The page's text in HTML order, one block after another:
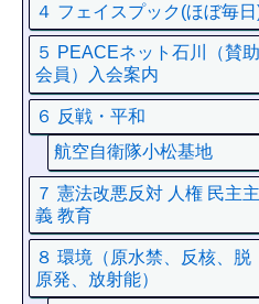
４ フェイスプック(ほぼ毎
５ PEACEネット石川（賛助
会員）入会案内
６ 反戦・平和
航空自衛隊小松基地
７ 憲法改悪反対 人権 民主主
義 教育
８ 環境（原水禁、反核、脱
原発、放射能）